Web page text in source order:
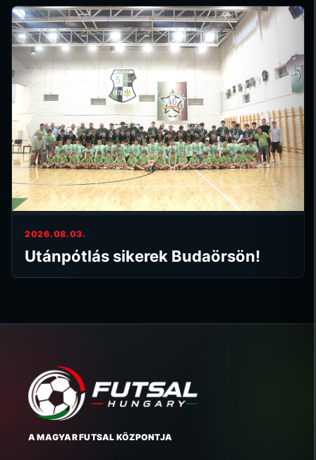
2026.08.03.
Utánpótlás sikerek Budaörsön!
A MAGYAR FUTSAL KÖZPONTJA